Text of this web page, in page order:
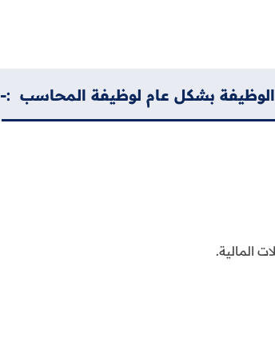
بشكل عام لوظيفة المحاسب :-
المالية.